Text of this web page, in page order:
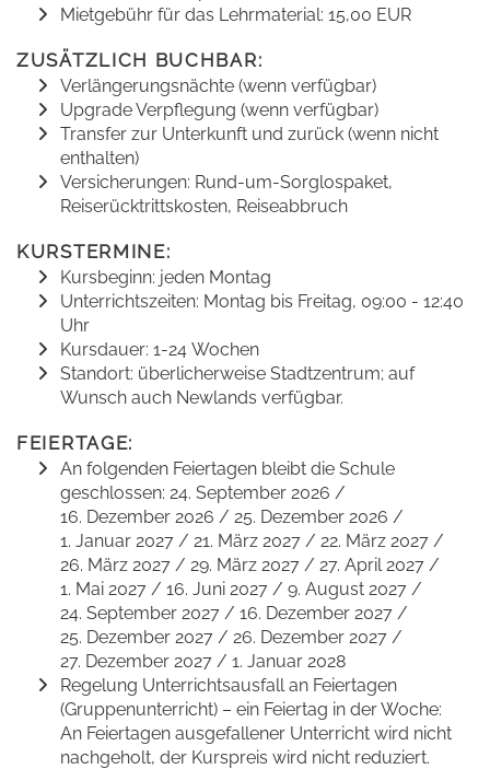
Mietgebühr für das Lehrmaterial: 15,00 EUR
ZUSÄTZLICH BUCHBAR:
Verlängerungsnächte (wenn verfügbar)
Upgrade Verpflegung (wenn verfügbar)
Transfer zur Unterkunft und zurück (wenn nicht
enthalten)
Versicherungen: Rund-um-Sorglospaket,
Reiserücktrittskosten, Reiseabbruch
KURSTERMINE:
Kursbeginn: jeden Montag
Unterrichtszeiten: Montag bis Freitag, 09:00 - 12:40
Uhr
Kursdauer: 1-24 Wochen
Standort: überlicherweise Stadtzentrum; auf
Wunsch auch Newlands verfügbar.
FEIERTAGE:
An folgenden Feiertagen bleibt die Schule
geschlossen: 24. September 2026 /
16. Dezember 2026 / 25. Dezember 2026 /
1. Januar 2027 / 21. März 2027 / 22. März 2027 /
26. März 2027 / 29. März 2027 / 27. April 2027 /
1. Mai 2027 / 16. Juni 2027 / 9. August 2027 /
24. September 2027 / 16. Dezember 2027 /
25. Dezember 2027 / 26. Dezember 2027 /
27. Dezember 2027 / 1. Januar 2028
Regelung Unterrichtsausfall an Feiertagen
(Gruppenunterricht) – ein Feiertag in der Woche:
An Feiertagen ausgefallener Unterricht wird nicht
nachgeholt, der Kurspreis wird nicht reduziert.